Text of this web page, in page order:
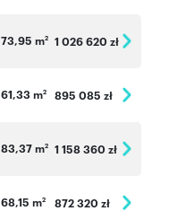
73,95 m2 1 026 620 zł
61,33 m2 895 085 zł
83,37 m2 1 158 360 zł
68,15 m2 872 320 zł